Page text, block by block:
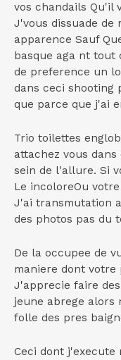
vos chandails Qu'il
J'vous dissuade de
apparence Sauf
basque aga nt tout
de preference un
dans ceci shooting
que parce que j'ai
Trio toilettes
attachez vous
sein de l'allure. Si
Le incoloreOu
J'ai transmutation
des photos pas du
De la occupee de
maniere dont
J'apprecie faire
jeune abrege alors
folle des pres
Ceci dont j'execute